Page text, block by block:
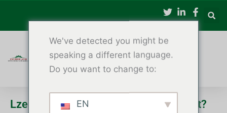
obsah
Lze CNC soustruh na dřevo přizpůsobit?
We've detected you might be
speaking a different language.
Do you want to change to:
EN